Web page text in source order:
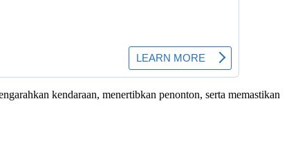
kendaraan, menertibkan penonton, serta memastikan